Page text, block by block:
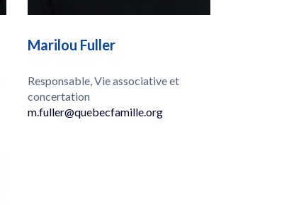
Marilou Fuller
Responsable, Vie associative et
concertation
m.fuller@quebecfamille.org